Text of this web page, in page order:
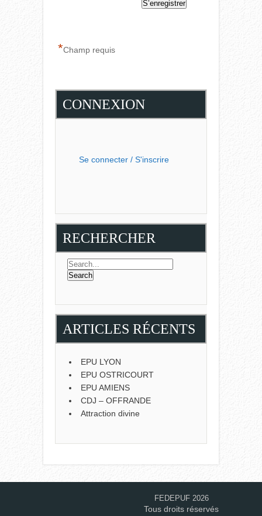
*Champ requis
CONNEXION
Se connecter / S'inscrire
RECHERCHER
ARTICLES RÉCENTS
EPU LYON
EPU OSTRICOURT
EPU AMIENS
CDJ – OFFRANDE
Attraction divine
FEDEPUF 2026
Tous droits réservés